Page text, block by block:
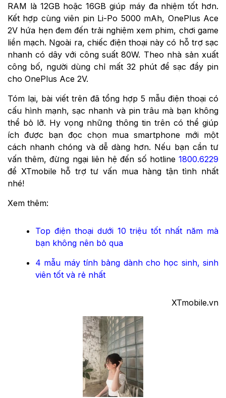
RAM là 12GB hoặc 16GB giúp máy đa nhiệm tốt hơn.
Kết hợp cùng viên pin Li-Po 5000 mAh, OnePlus Ace
2V hứa hẹn đem đến trải nghiệm xem phim, chơi game
liền mạch. Ngoài ra, chiếc điện thoại này có hỗ trợ sạc
nhanh có dây với công suất 80W. Theo nhà sản xuất
công bố, người dùng chỉ mất 32 phút để sạc đầy pin
cho OnePlus Ace 2V.
Tóm lại, bài viết trên đã tổng hợp 5 mẫu điện thoại có
cấu hình mạnh, sạc nhanh và pin trâu mà bạn không
thể bỏ lỡ. Hy vọng những thông tin trên có thể giúp
ích được bạn đọc chọn mua smartphone mới một
cách nhanh chóng và dễ dàng hơn. Nếu bạn cần tư
vấn thêm, đừng ngại liên hệ đến số hotline 1800.6229
để XTmobile hỗ trợ tư vấn mua hàng tận tình nhất
nhé!
Xem thêm:
Top điện thoại dưới 10 triệu tốt nhất năm mà
bạn không nên bỏ qua
4 mẫu máy tính bảng dành cho học sinh, sinh
viên tốt và rẻ nhất
XTmobile.vn